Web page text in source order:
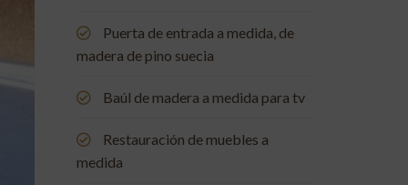
Puerta de entrada a medida, de
madera de pino suecia
Baúl de madera a medida para tv
Restauración de muebles a
medida